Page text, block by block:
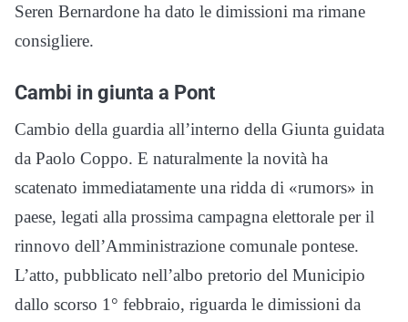
Seren Bernardone ha dato le dimissioni ma rimane
consigliere.
Cambi in giunta a Pont
Cambio della guardia all’interno della Giunta guidata
da Paolo Coppo. E naturalmente la novità ha
scatenato immediatamente una ridda di «rumors» in
paese, legati alla prossima campagna elettorale per il
rinnovo dell’Amministrazione comunale pontese.
L’atto, pubblicato nell’albo pretorio del Municipio
dallo scorso 1° febbraio, riguarda le dimissioni da